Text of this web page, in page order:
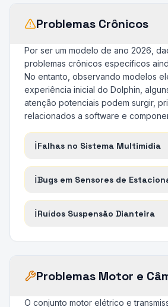
Problemas Crônicos
Por ser um modelo de ano 2026,
problemas crônicos específicos
No entanto, observando modelos
experiência inicial do Dolphin,
atenção potenciais podem surgir,
relacionados a software e
ℹ️Falhas no Sistema Multimídia
ℹ️Bugs em Sensores de
ℹ️Ruídos Suspensão Dianteira
Problemas Motor e
O conjunto motor elétrico e